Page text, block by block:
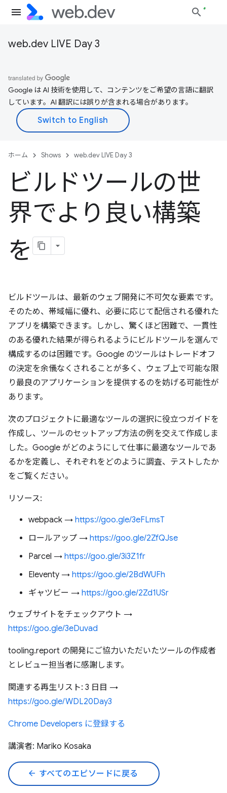
web.dev LIVE Day 3
Google は AI 技術を使用して、コンテンツをご希望の言語に翻訳
しています。AI 翻訳には誤りが含まれる場合があります。
ホーム Shows web.dev LIVE Day 3
ビルドツールの世
界でより良い構築
を
ビルドツールは、最新のウェブ開発に不可欠な要素です。
そのため、帯域幅に優れ、必要に応じて配信される優れた
アプリを構築できます。しかし、驚くほど困難で、一貫性
のある優れた結果が得られるようにビルドツールを選んで
構成するのは困難です。Google のツールはトレードオフ
の決定を余儀なくされることが多く、ウェブ上で可能な限
り最良のアプリケーションを提供するのを妨げる可能性が
あります。
次のプロジェクトに最適なツールの選択に役立つガイドを
作成し、ツールのセットアップ方法の例を交えて作成しま
した。Google がどのようにして仕事に最適なツールであ
るかを定義し、それぞれをどのように調査、テストしたか
をご覧ください。
リソース:
webpack → https://goo.gle/3eFLmsT
ロールアップ → https://goo.gle/2ZfQJse
Parcel → https://goo.gle/3i3Z1fr
Eleventy → https://goo.gle/2BdWUFh
ギャツビー → https://goo.gle/2Zd1USr
ウェブサイトをチェックアウト →
https://goo.gle/3eDuvad
tooling.report の開発にご協力いただいたツールの作成者
とレビュー担当者に感謝します。
関連する再生リスト: 3 日目 →
https://goo.gle/WDL20Day3
Chrome Developers に登録する
講演者: Mariko Kosaka
arrow_back すべてのエピソードに戻る